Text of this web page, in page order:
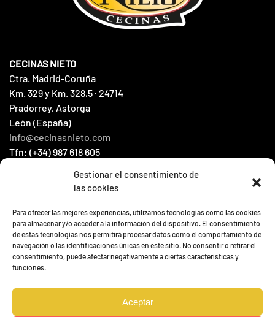
Gestionar el consentimiento de
las cookies
Para ofrecer las mejores experiencias, utilizamos tecnologías como las cookies
para almacenar y/o acceder a la información del dispositivo. El consentimiento
de estas tecnologías nos permitirá procesar datos como el comportamiento de
navegación o las identificaciones únicas en este sitio. No consentir o retirar el
consentimiento, puede afectar negativamente a ciertas características y
funciones.
Aceptar
CECINAS NIETO
Ctra. Madrid-Coruña
Km. 329 y Km. 328,5 · 24714
Pradorrey, Astorga
León (España)
info@cecinasnieto.com
Tfn: (+34) 987 618 605
CATALOGUE
CONTACT
NEWS